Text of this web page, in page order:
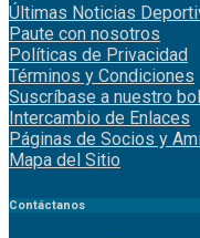
Últimas Noticias
Paute con nosotros
Políticas de Privacidad
Términos y Condiciones
Suscríbase a nuestro
Intercambio de Enlaces
Páginas de Socios y
Mapa del Sitio
Contáctanos